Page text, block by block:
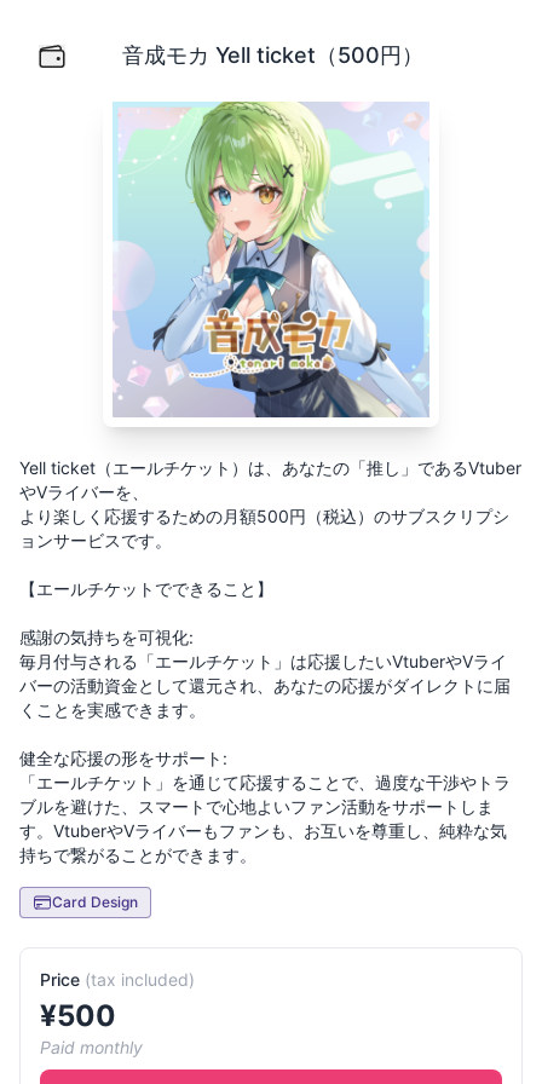
音成モカ Yell ticket（500円）
Yell ticket（エールチケット）は、あなたの「推し」であるVtuber
やVライバーを、
より楽しく応援するための月額500円（税込）のサブスクリプシ
ョンサービスです。
【エールチケットでできること】
感謝の気持ちを可視化:
毎月付与される「エールチケット」は応援したいVtuberやVライ
バーの活動資金として還元され、あなたの応援がダイレクトに届
くことを実感できます。
健全な応援の形をサポート:
「エールチケット」を通じて応援することで、過度な干渉やトラ
ブルを避けた、スマートで心地よいファン活動をサポートしま
す。VtuberやVライバーもファンも、お互いを尊重し、純粋な気
Card Design
Price (tax included)
¥500
Paid monthly